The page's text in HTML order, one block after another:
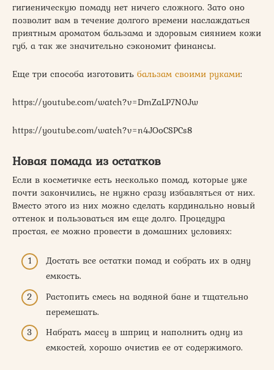
гигиеническую помаду нет ничего сложного. Зато оно
позволит вам в течение долгого времени наслаждаться
приятным ароматом бальзама и здоровым сиянием кожи
губ, а так же значительно сэкономит финансы.
Еще три способа изготовить бальзам своими руками:
https://youtube.com/watch?v=DmZaLP7N0Jw
https://youtube.com/watch?v=n4JOoCSPCs8
Новая помада из остатков
Если в косметичке есть несколько помад, которые уже
почти закончились, не нужно сразу избавляться от них.
Вместо этого из них можно сделать кардинально новый
оттенок и пользоваться им еще долго. Процедура
простая, ее можно провести в домашних условиях:
Достать все остатки помад и собрать их в одну
емкость.
Растопить смесь на водяной бане и тщательно
перемешать.
Набрать массу в шприц и наполнить одну из
емкостей, хорошо очистив ее от содержимого.